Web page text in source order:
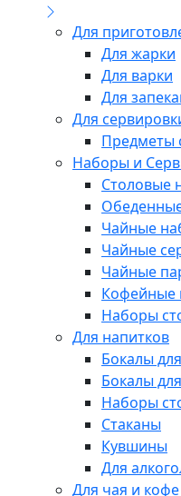
Для
Для жарки
Для варки
Для
Для
Предметы
Наборы и
Столовые
Чайные
Чайные
Чайные
Кофейные
Наборы
Для напитков
Бокалы
Бокалы
Наборы
Стаканы
Кувшины
Для
Для чая и кофе